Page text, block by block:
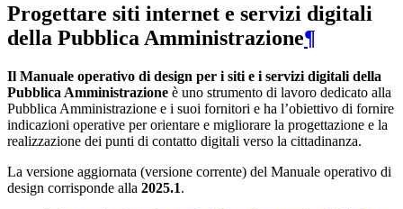
Progettare siti internet e servizi digitali
della Pubblica Amministrazione¶
Il Manuale operativo di design per i siti e i servizi digitali della
Pubblica Amministrazione è uno strumento di lavoro dedicato alla
Pubblica Amministrazione e i suoi fornitori e ha l’obiettivo di fornire
indicazioni operative per orientare e migliorare la progettazione e la
realizzazione dei punti di contatto digitali verso la cittadinanza.
La versione aggiornata (versione corrente) del Manuale operativo di
design corrisponde alla 2025.1.